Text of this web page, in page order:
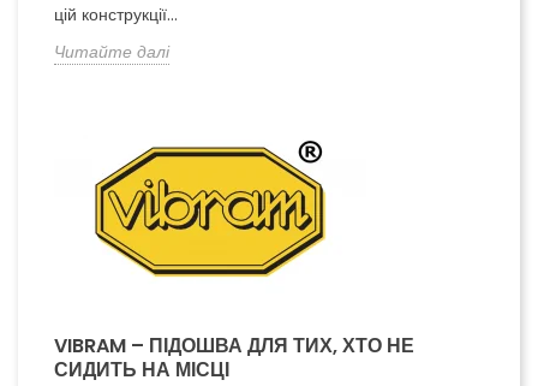
цій конструкції...
Читайте далі
VIBRAM – ПІДОШВА ДЛЯ ТИХ, ХТО НЕ
СИДИТЬ НА МІСЦІ